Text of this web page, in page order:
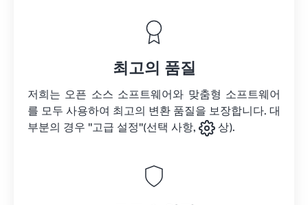
최고의 품질
저희는 오픈 소스 소프트웨어와 맞춤형 소프트웨어
를 모두 사용하여 최고의 변환 품질을 보장합니다. 대
부분의 경우 "고급 설정"(선택 사항,
상).